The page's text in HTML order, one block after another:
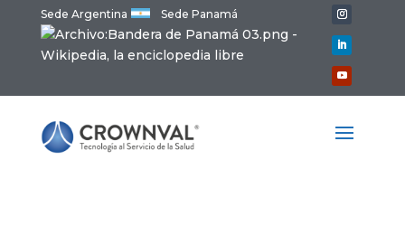
Sede Argentina Sede Panamá